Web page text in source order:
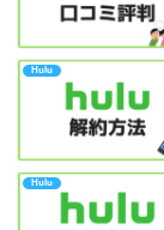
Hulu
Hulu